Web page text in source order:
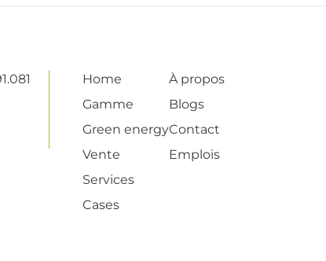
Home
Gamme
Green energy
Vente
Services
Cases
À propos
Blogs
Contact
Emplois